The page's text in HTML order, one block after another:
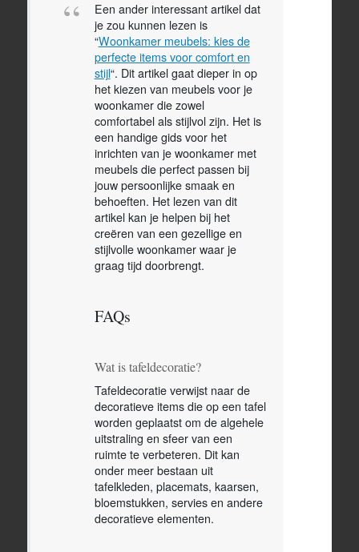
Een ander interessant artikel dat
je zou kunnen lezen is
“Woonkamer meubels: kies de
perfecte items voor comfort en
stijl“. Dit artikel gaat dieper in op
het kiezen van meubels voor je
woonkamer die zowel
comfortabel als stijlvol zijn. Het is
een handige gids voor het
inrichten van je woonkamer met
meubels die perfect passen bij
jouw persoonlijke smaak en
behoeften. Het lezen van dit
artikel kan je helpen bij het
creëren van een gezellige en
stijlvolle woonkamer waar je
graag tijd doorbrengt.
FAQs
Wat is tafeldecoratie?
Tafeldecoratie verwijst naar de
decoratieve items die op een tafel
worden geplaatst om de algehele
uitstraling en sfeer van een
ruimte te verbeteren. Dit kan
onder meer bestaan uit
tafelkleden, placemats, kaarsen,
bloemstukken, servies en andere
decoratieve elementen.